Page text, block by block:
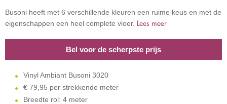
Busoni heeft met 6 verschillende kleuren een ruime keus en met de
eigenschappen een heel complete vloer. Lees meer
Bel voor de scherpste prijs
Vinyl Ambiant Busoni 3020
€ 79,95 per strekkende meter
Breedte rol: 4 meter